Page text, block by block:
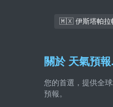
🇲🇽 伊斯塔帕拉
關於 天氣預
您的首選，提供全
預報。